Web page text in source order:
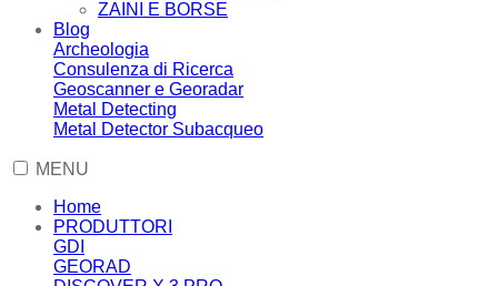
ZAINI E BORSE
Blog
Archeologia
Consulenza di Ricerca
Geoscanner e Georadar
Metal Detecting
Metal Detector Subacqueo
MENU
Home
PRODUTTORI
GDI
GEORAD